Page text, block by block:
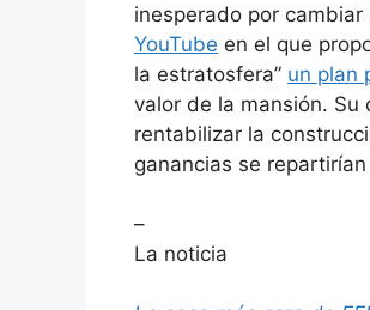
inesperado por cambiar
YouTube en el que
la estratosfera” un plan
valor de la mansión. Su
rentabilizar la
ganancias se
–
La noticia